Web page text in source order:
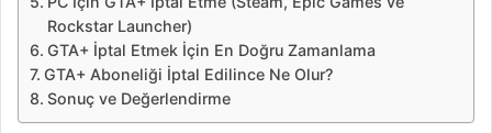
Rockstar Launcher)
GTA+ İptal Etmek İçin En Doğru Zamanlama
GTA+ Aboneliği İptal Edilince Ne Olur?
Sonuç ve Değerlendirme